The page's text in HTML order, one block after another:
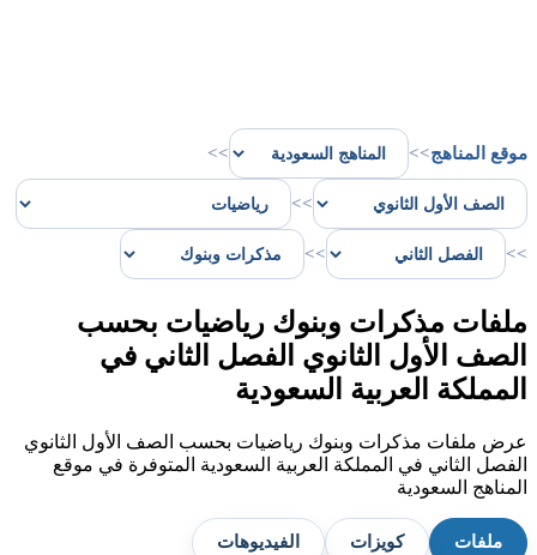
موقع المناهج>>
>>
>>
>>
>>
ملفات مذكرات وبنوك رياضيات بحسب
الصف الأول الثانوي الفصل الثاني في
المملكة العربية السعودية
عرض ملفات مذكرات وبنوك رياضيات بحسب الصف الأول الثانوي
الفصل الثاني في المملكة العربية السعودية المتوفرة في موقع
المناهج السعودية
ملفات كويزات الفيديوهات